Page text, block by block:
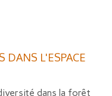
DANS L'ESPACE
dans la forêt